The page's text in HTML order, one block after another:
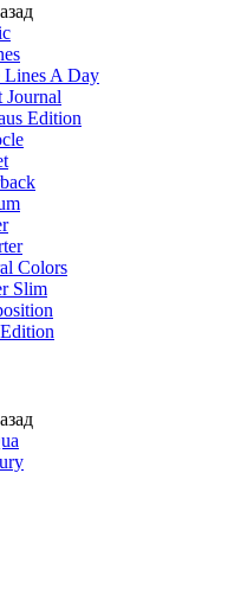
Lines A Day
Journal
Edition
Colors
Slim